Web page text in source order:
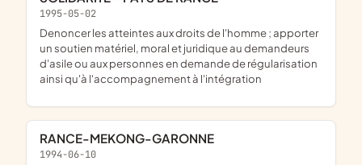
1995-05-02
Denoncer les atteintes aux droits de l'homme ; apporter
un soutien matériel, moral et juridique au demandeurs
d'asile ou aux personnes en demande de régularisation
ainsi qu'à l'accompagnement à l'intégration
RANCE-MEKONG-GARONNE
1994-06-10